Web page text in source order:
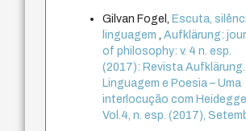
Gilvan Fogel,
Escuta,
linguagem
,Aufklärung:
of philosophy: v. 4 n. esp.
(2017): Revista Aufklärung.
Linguagem e Poesia – Uma
interlocução com
Vol.4, n. esp. (2017),